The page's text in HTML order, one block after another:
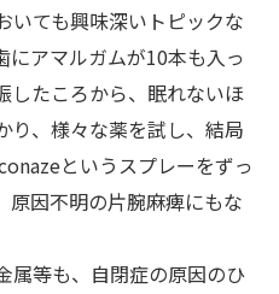
いても興味深いトピックな
にアマルガムが10本も入っ
したころから、眠れないほ
り、様々な薬を試し、結局
というスプレーをずっ
原因不明の片腕麻痺にもな
属等も、自閉症の原因のひ